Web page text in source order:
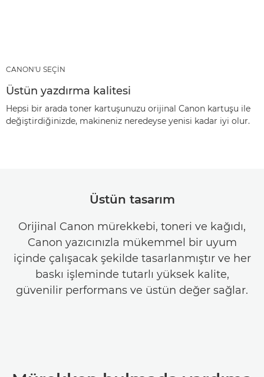
CANON'U SEÇİN
Üstün yazdırma kalitesi
Hepsi bir arada toner kartuşunuzu orijinal Canon kartuşu ile
değiştirdiğinizde, makineniz neredeyse yenisi kadar iyi olur.
Üstün tasarım
Orijinal Canon mürekkebi, toneri ve kağıdı,
Canon yazıcınızla mükemmel bir uyum
içinde çalışacak şekilde tasarlanmıştır ve her
baskı işleminde tutarlı yüksek kalite,
güvenilir performans ve üstün değer sağlar.